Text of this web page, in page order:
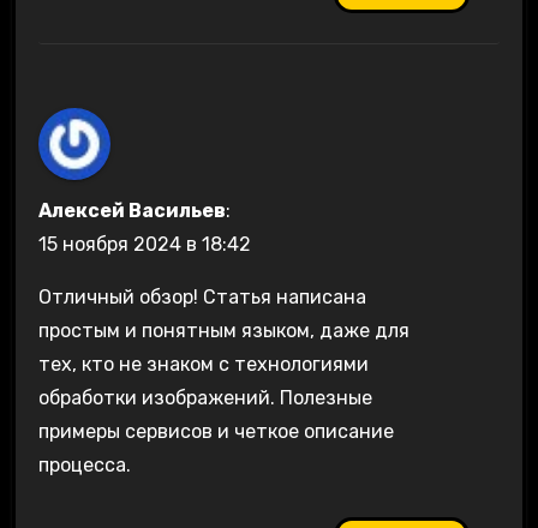
Алексей Васильев:
15 ноября 2024 в 18:42
Отличный обзор! Статья написана
простым и понятным языком, даже для
тех, кто не знаком с технологиями
обработки изображений. Полезные
примеры сервисов и четкое описание
процесса.